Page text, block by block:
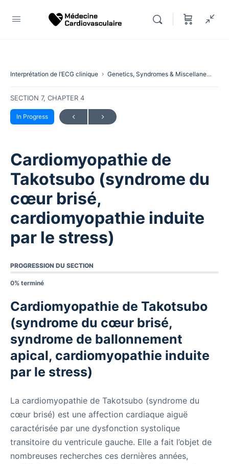
Interprétation de l’ECG clinique Genetics, Syndromes & Miscellaneous
SECTION 7, CHAPTER 4
In Progress
Cardiomyopathie de
Takotsubo (syndrome du
cœur brisé,
cardiomyopathie induite
par le stress)
PROGRESSION DU SECTION
0% terminé
Cardiomyopathie de Takotsubo
(syndrome du cœur brisé,
syndrome de ballonnement
apical, cardiomyopathie induite
par le stress)
La cardiomyopathie de Takotsubo (syndrome du
cœur brisé) est une affection cardiaque aiguë
caractérisée par une dysfonction systolique
transitoire du ventricule gauche. Elle a fait l’objet de
nombreuses recherches ces dernières années,